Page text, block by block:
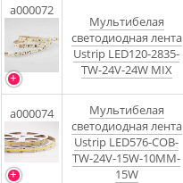
a000072
Мультибелая
светодиодная лента
Ustrip LED120-2835-
TW-24V-24W MIX
a000074
Мультибелая
светодиодная лента
Ustrip LED576-COB-
TW-24V-15W-10MM-
15W